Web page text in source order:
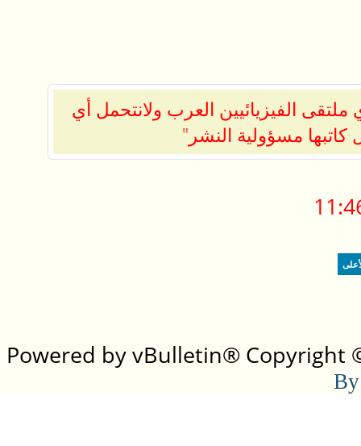
الفيزيائيين العرب ولانتحمل أي
مسؤولية النشر"
Powered by vBulletin® Copyright